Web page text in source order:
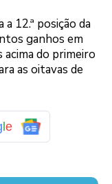
12.ª posição da
ganhos em
do primeiro
as oitavas de
le